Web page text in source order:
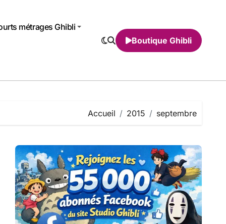
métrages Ghibli
Boutique Ghibli
Accueil 2015 septembre